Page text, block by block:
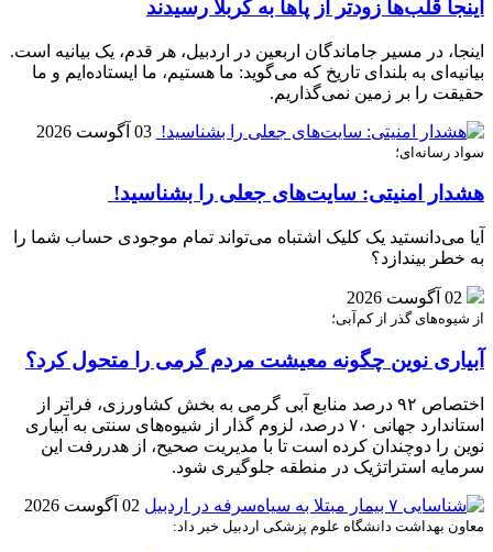
اینجا قلب‌ها زودتر از پاها به کربلا رسیدند
اینجا، در مسیر جاماندگان اربعین در اردبیل، هر قدم، یک بیانیه است.
بیانیه‌ای به بلندای تاریخ که می‌گوید: ما هستیم، ما ایستاده‌ایم و ما
حقیقت را بر زمین نمی‌گذاریم.
03 آگوست 2026
سواد رسانه‌ای؛
هشدار امنیتی: سایت‌های جعلی را بشناسید!
آیا می‌دانستید یک کلیک اشتباه می‌تواند تمام موجودی حساب شما را
به خطر بیندازد؟
02 آگوست 2026
از شیوه‌های گذر از کم‌آبی؛
آبیاری نوین چگونه معیشت مردم گرمی را متحول کرد؟
اختصاص ۹۲ درصد منابع آبی گرمی به بخش کشاورزی، فراتر از
استاندارد جهانی ۷۰ درصد، لزوم گذار از شیوه‌های سنتی به آبیاری
نوین را دوچندان کرده است تا با مدیریت صحیح، از هدررفت این
سرمایه استراتژیک در منطقه جلوگیری شود.
02 آگوست 2026
معاون بهداشت دانشگاه علوم پزشکی اردبیل خبر داد: